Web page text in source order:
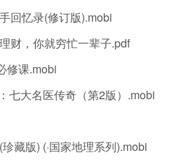
回忆录(修订版).mobi
财，你就穷忙一辈子.pdf
课.mobi
大名医传奇（第2版）.mobi
藏版) (·国家地理系列).mobi